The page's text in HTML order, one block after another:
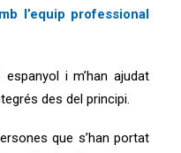
l’equip professional
i m’han ajudat
des del principi.
que s’han portat